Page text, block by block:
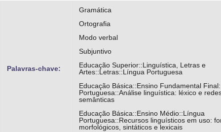
Palavras-chave:
Gramática
Ortografia
Modo verbal
Subjuntivo
Educação Superior::Linguística, Letras e
Artes::Letras::Língua Portuguesa
Educação Básica::Ensino Fundamental
Portuguesa::Análise linguística: léxico e
semânticas
Educação Básica::Ensino Médio::Língua
Portuguesa::Recursos linguísticos em uso:
morfológicos, sintáticos e lexicais